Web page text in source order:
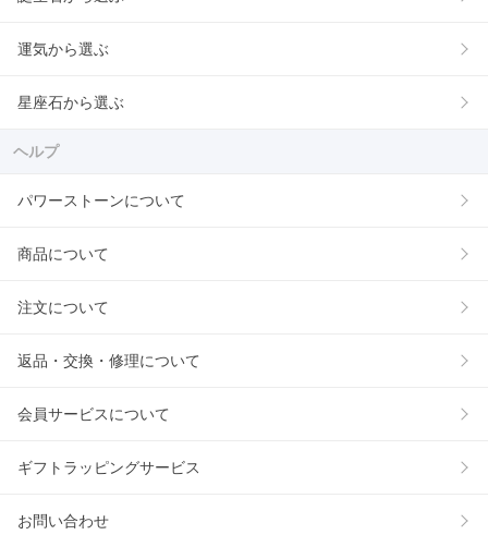
運気から選ぶ
星座石から選ぶ
ヘルプ
パワーストーンについて
商品について
注文について
返品・交換・修理について
会員サービスについて
ギフトラッピングサービス
お問い合わせ